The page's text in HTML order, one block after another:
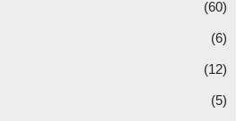
(60)
(6)
(12)
(5)